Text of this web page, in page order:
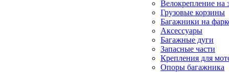
Велокрепление на
Грузовые корзины
Багажники на
Аксессуары
Багажные дуги
Запасные части
Крепления для
Опоры багажника